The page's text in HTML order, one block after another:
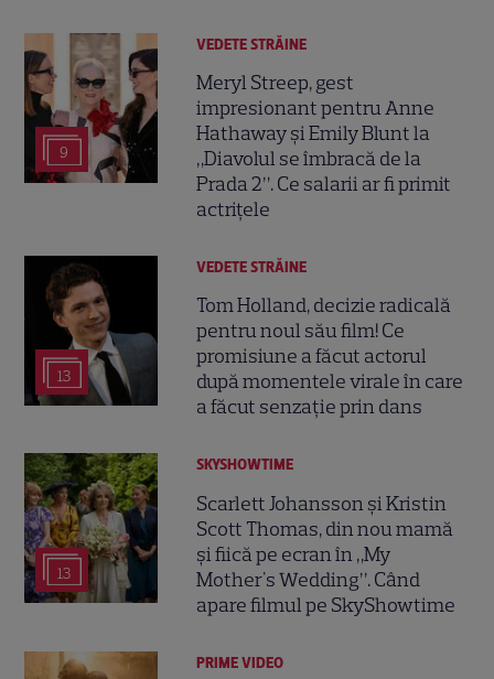
9
VEDETE STRĂINE
Meryl Streep, gest
impresionant pentru Anne
Hathaway și Emily Blunt la
„Diavolul se îmbracă de la
Prada 2”. Ce salarii ar fi primit
actrițele
13
VEDETE STRĂINE
Tom Holland, decizie radicală
pentru noul său film! Ce
promisiune a făcut actorul
după momentele virale în care
a făcut senzație prin dans
13
SKYSHOWTIME
Scarlett Johansson și Kristin
Scott Thomas, din nou mamă
și fiică pe ecran în „My
Mother's Wedding”. Când
apare filmul pe SkyShowtime
PRIME VIDEO